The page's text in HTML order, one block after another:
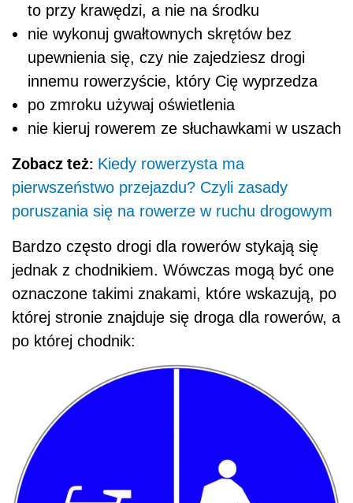
to przy krawędzi, a nie na środku
nie wykonuj gwałtownych skrętów bez
upewnienia się, czy nie zajedziesz drogi
innemu rowerzyście, który Cię wyprzedza
po zmroku używaj oświetlenia
nie kieruj rowerem ze słuchawkami w uszach
Zobacz też: Kiedy rowerzysta ma
pierwszeństwo przejazdu? Czyli zasady
poruszania się na rowerze w ruchu drogowym
Bardzo często drogi dla rowerów stykają się
jednak z chodnikiem. Wówczas mogą być one
oznaczone takimi znakami, które wskazują, po
której stronie znajduje się droga dla rowerów, a
po której chodnik: